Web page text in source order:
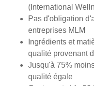
(International
Pas d'obligation
entreprises MLM
Ingrédients et
qualité provenant
Jusqu'à 75%
qualité égale